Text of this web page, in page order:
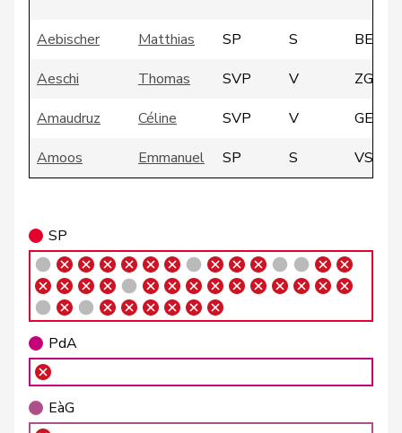
Aebischer Matthias SP S
BE
Aeschi
Thomas SVP V
ZG
Amaudruz
Céline SVP V
GE
Amoos
Emmanuel SP S VS
Atici Mustafa SP S
BS
Badertscher
Christine GRÜNE G
Badran
Barrile
SP
PdA
EàG